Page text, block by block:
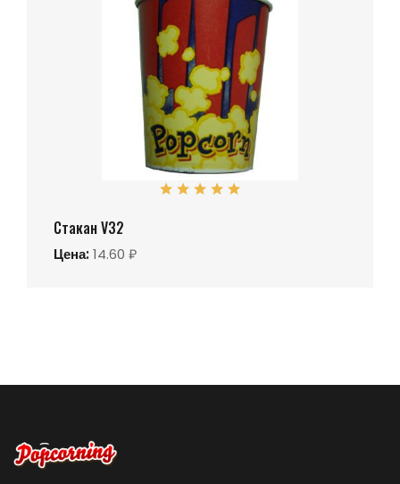
Стакан V32
Цена:14.60 ₽